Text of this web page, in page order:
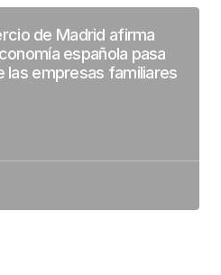
de Madrid afirma
española pasa
las empresas familiares